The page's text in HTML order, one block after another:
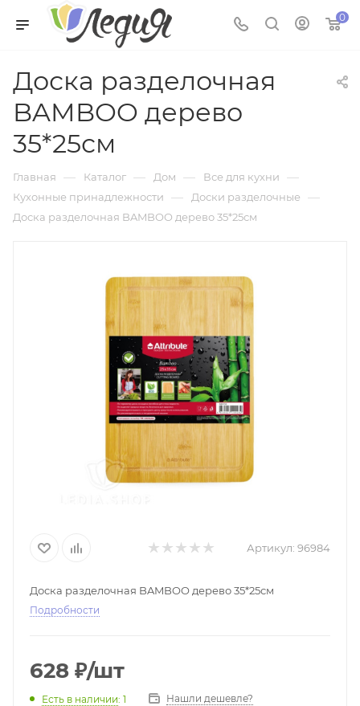
0
Доска разделочная
BAMBOO дерево
35*25см
Главная — Каталог — Дом — Все для кухни —
Кухонные принадлежности — Доски разделочные —
Доска разделочная BAMBOO дерево 35*25см
Артикул: 96984
Доска разделочная BAMBOO дерево 35*25см
Подробности
628 ₽/шт
Есть в наличии: 1 Нашли дешевле?